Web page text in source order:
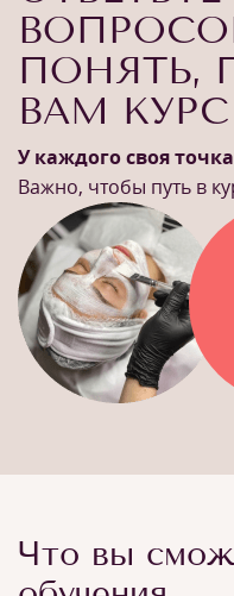
ПОНЯТЬ,
ВАМ КУРС
У каждого своя
Важно, чтобы путь в
Что вы